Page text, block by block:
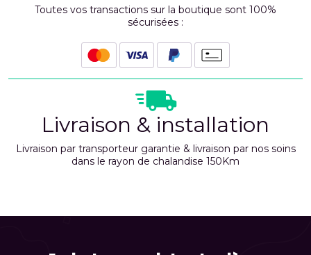
Toutes vos transactions sur la boutique sont 100%
sécurisées :
Livraison & installation
Livraison par transporteur garantie & livraison par nos soins
dans le rayon de chalandise 150Km